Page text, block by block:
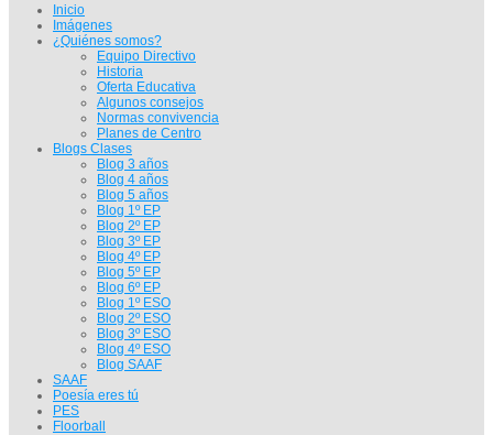
Inicio
Imágenes
¿Quiénes somos?
Equipo Directivo
Historia
Oferta Educativa
Algunos consejos
Normas convivencia
Planes de Centro
Blogs Clases
Blog 3 años
Blog 4 años
Blog 5 años
Blog 1º EP
Blog 2º EP
Blog 3º EP
Blog 4º EP
Blog 5º EP
Blog 6º EP
Blog 1º ESO
Blog 2º ESO
Blog 3º ESO
Blog 4º ESO
Blog SAAF
SAAF
Poesía eres tú
PES
Floorball